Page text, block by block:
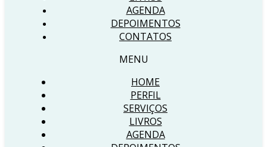
AGENDA
DEPOIMENTOS
CONTATOS
MENU
HOME
PERFIL
SERVIÇOS
LIVROS
AGENDA